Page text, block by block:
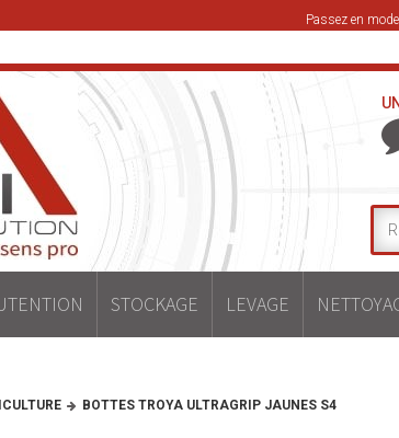
Passez en mode
STOCKAGE LEVAGE
BOTTES TROYA ULTRAGRIP JAUNES S4